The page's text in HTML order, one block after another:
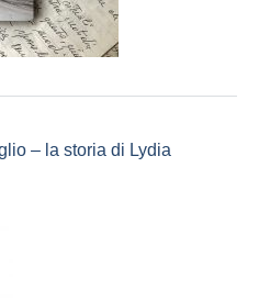
– la storia di Lydia